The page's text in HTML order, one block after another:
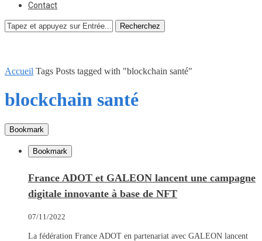
Contact
Recherchez
Accueil Tags Posts tagged with "blockchain santé"
blockchain santé
Bookmark
Bookmark
France ADOT et GALEON lancent une campagne
digitale innovante à base de NFT
07/11/2022
La fédération France ADOT en partenariat avec GALEON lancent